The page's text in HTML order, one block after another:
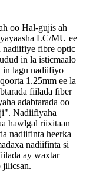
oo Hal-gujis ah
LC/MU ee
nadiifiye fibre optic
in la isticmaalo
in lagu nadiifiyo
1.25mm ee la
fiilada fiber
adabtarada oo
Nadiifiyaha
hawlgal riixitaan
nadiifinta heerka
nadiifinta si
ay waxtar
jilicsan.